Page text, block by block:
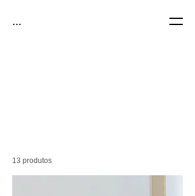
...
13 produtos